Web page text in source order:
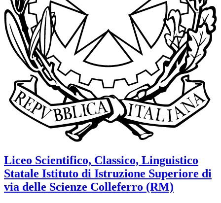
Liceo Scientifico, Classico, Linguistico
Statale Istituto di Istruzione Superiore di
via delle Scienze Colleferro (RM)